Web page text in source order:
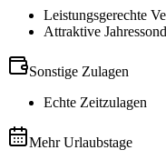
Leistungsgerechte
Attraktive
Sonstige Zulagen
Echte Zeitzulagen
Mehr Urlaubstage